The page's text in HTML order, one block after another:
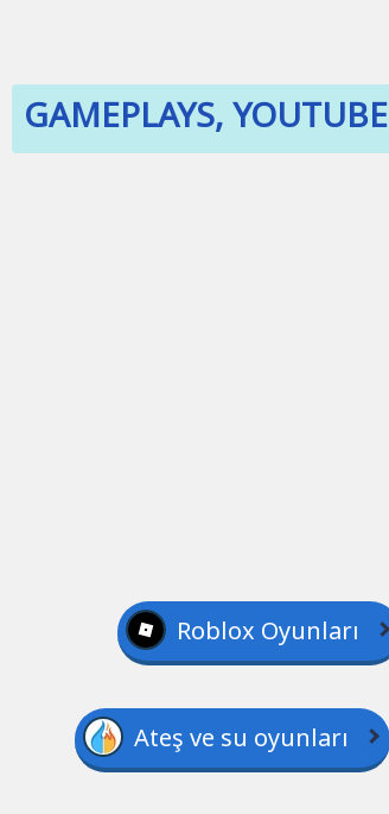
GAMEPLAYS, YOUTUBE
Roblox Oyunları
Ateş ve su oyunları